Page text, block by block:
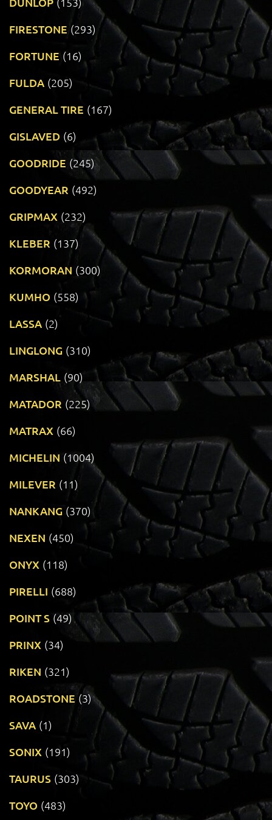
FIRESTONE (293)
FORTUNE (16)
FULDA (205)
GENERAL TIRE (167)
GISLAVED (6)
GOODRIDE (245)
GOODYEAR (492)
GRIPMAX (232)
KLEBER (137)
KORMORAN (300)
KUMHO (558)
LASSA (2)
LINGLONG (310)
MARSHAL (90)
MATADOR (225)
MATRAX (66)
MICHELIN (1004)
MILEVER (11)
NANKANG (370)
NEXEN (450)
ONYX (118)
PIRELLI (688)
POINT S (49)
PRINX (34)
RIKEN (321)
ROADSTONE (3)
SAVA (1)
SONIX (191)
TAURUS (303)
TOYO (483)